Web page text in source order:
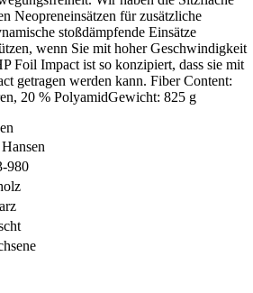
Neopreneinsätzen für zusätzliche
stoßdämpfende Einsätze
wenn Sie mit hoher Geschwindigkeit
Foil Impact ist so konzipiert, dass sie mit
getragen werden kann. Fiber Content:
20 % PolyamidGewicht: 825 g
980